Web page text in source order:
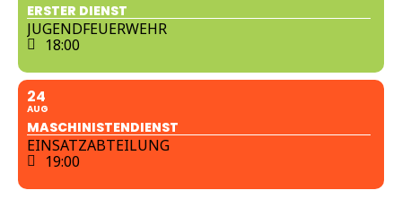
ERSTER DIENST
JUGENDFEUERWEHR
18:00
24
AUG
MASCHINISTENDIENST
EINSATZABTEILUNG
19:00